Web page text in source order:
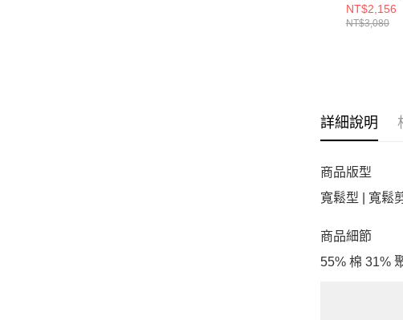
長袖套頭衫
6014313-
NT$2,156
NT$3,080
詳細說明
商品版型
寬鬆型 | 寬鬆
商品細節
55% 棉 31%